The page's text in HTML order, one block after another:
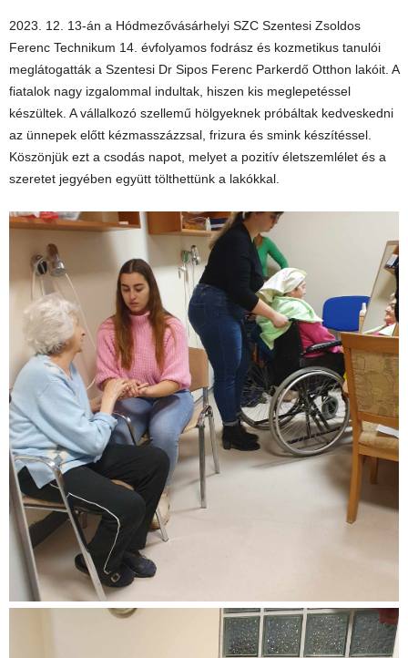
2023. 12. 13-án a Hódmezővásárhelyi SZC Szentesi Zsoldos
Ferenc Technikum 14. évfolyamos fodrász és kozmetikus tanulói
meglátogatták a Szentesi Dr Sipos Ferenc Parkerdő Otthon lakóit. A
fiatalok nagy izgalommal indultak, hiszen kis meglepetéssel
készültek. A vállalkozó szellemű hölgyeknek próbáltak kedveskedni
az ünnepek előtt kézmasszázzsal, frizura és smink készítéssel.
Köszönjük ezt a csodás napot, melyet a pozitív életszemlélet és a
szeretet jegyében együtt tölthettünk a lakókkal.